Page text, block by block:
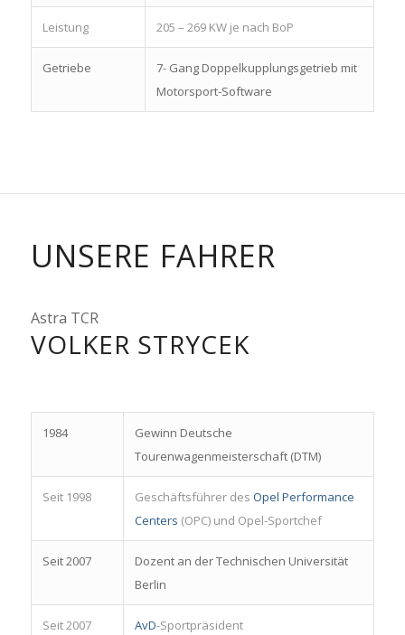
Leistung 205 – 269 KW je nach BoP
Getriebe
7- Gang Doppelkupplungsgetrieb mit
Motorsport-Software
UNSERE FAHRER
Astra TCR
VOLKER STRYCEK
1984
Gewinn Deutsche
Tourenwagenmeisterschaft (DTM)
Seit 1998 Geschäftsführer des Opel Performance
Centers (OPC) und Opel-Sportchef
Seit 2007
Dozent an der Technischen Universität
Berlin
Seit 2007 AvD-Sportpräsident